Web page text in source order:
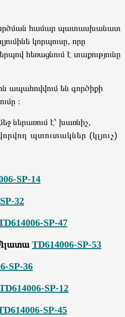
համար
կորպուսը, որը
հեռացնում է տաքությունը
ապահովվում են գործիքի
։
ներառում է՝ խառնիչ,
պտուտակներ (կլյուչ) :
SP-14
32
SP-47
TD614006-SP-53
SP-36
SP-12
SP-45